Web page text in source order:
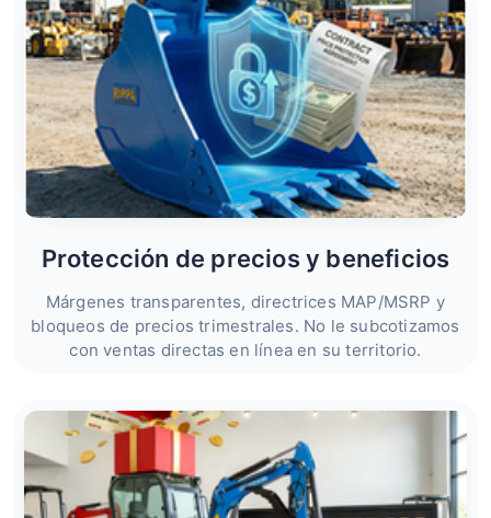
Protección de precios y beneficios
Márgenes transparentes, directrices MAP/MSRP y
bloqueos de precios trimestrales. No le subcotizamos
con ventas directas en línea en su territorio.